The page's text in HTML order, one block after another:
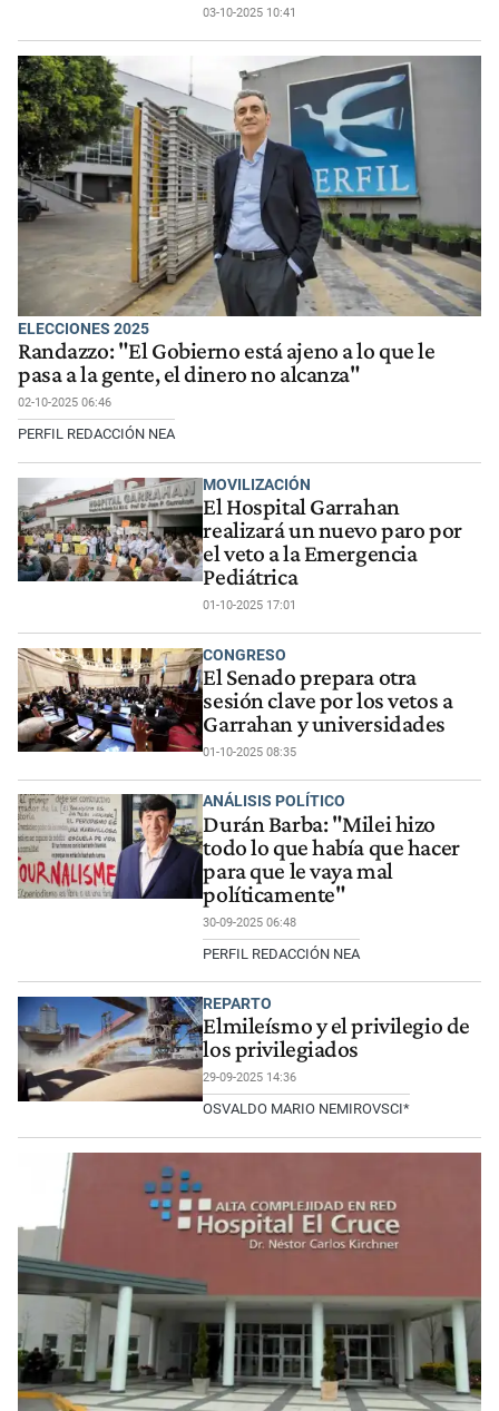
03-10-2025 10:41
ELECCIONES 2025
Randazzo: "El Gobierno está ajeno a lo que le
pasa a la gente, el dinero no alcanza"
02-10-2025 06:46
PERFIL REDACCIÓN NEA
MOVILIZACIÓN
El Hospital Garrahan
realizará un nuevo paro por
el veto a la Emergencia
Pediátrica
01-10-2025 17:01
CONGRESO
El Senado prepara otra
sesión clave por los vetos a
Garrahan y universidades
01-10-2025 08:35
ANÁLISIS POLÍTICO
Durán Barba: "Milei hizo
todo lo que había que hacer
para que le vaya mal
políticamente"
30-09-2025 06:48
PERFIL REDACCIÓN NEA
REPARTO
Elmileísmo y el privilegio de
los privilegiados
29-09-2025 14:36
OSVALDO MARIO NEMIROVSCI*